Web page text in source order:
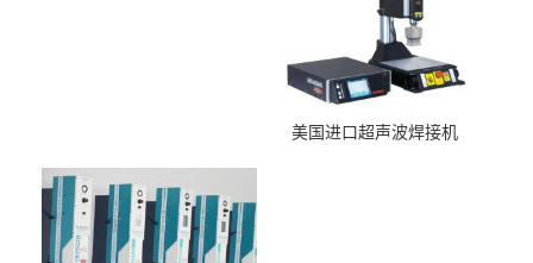
美国进口超声波焊接机